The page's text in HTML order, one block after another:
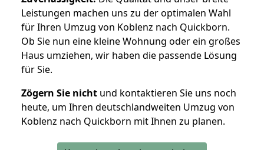
Leistungen machen uns zu der optimalen Wahl
für Ihren Umzug von Koblenz nach Quickborn.
Ob Sie nun eine kleine Wohnung oder ein großes
Haus umziehen, wir haben die passende Lösung
für Sie.
Zögern Sie nicht und kontaktieren Sie uns noch
heute, um Ihren deutschlandweiten Umzug von
Koblenz nach Quickborn mit Ihnen zu planen.